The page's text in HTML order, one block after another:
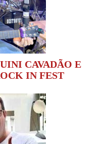
CAVADÃO E
IN FEST